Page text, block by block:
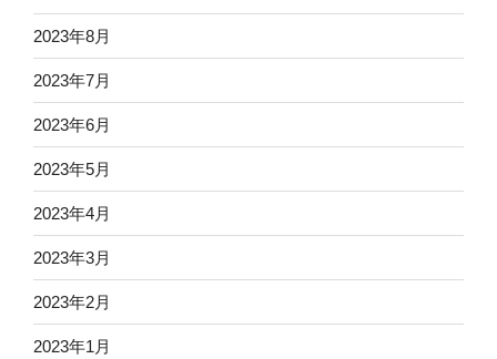
2023年8月
2023年7月
2023年6月
2023年5月
2023年4月
2023年3月
2023年2月
2023年1月